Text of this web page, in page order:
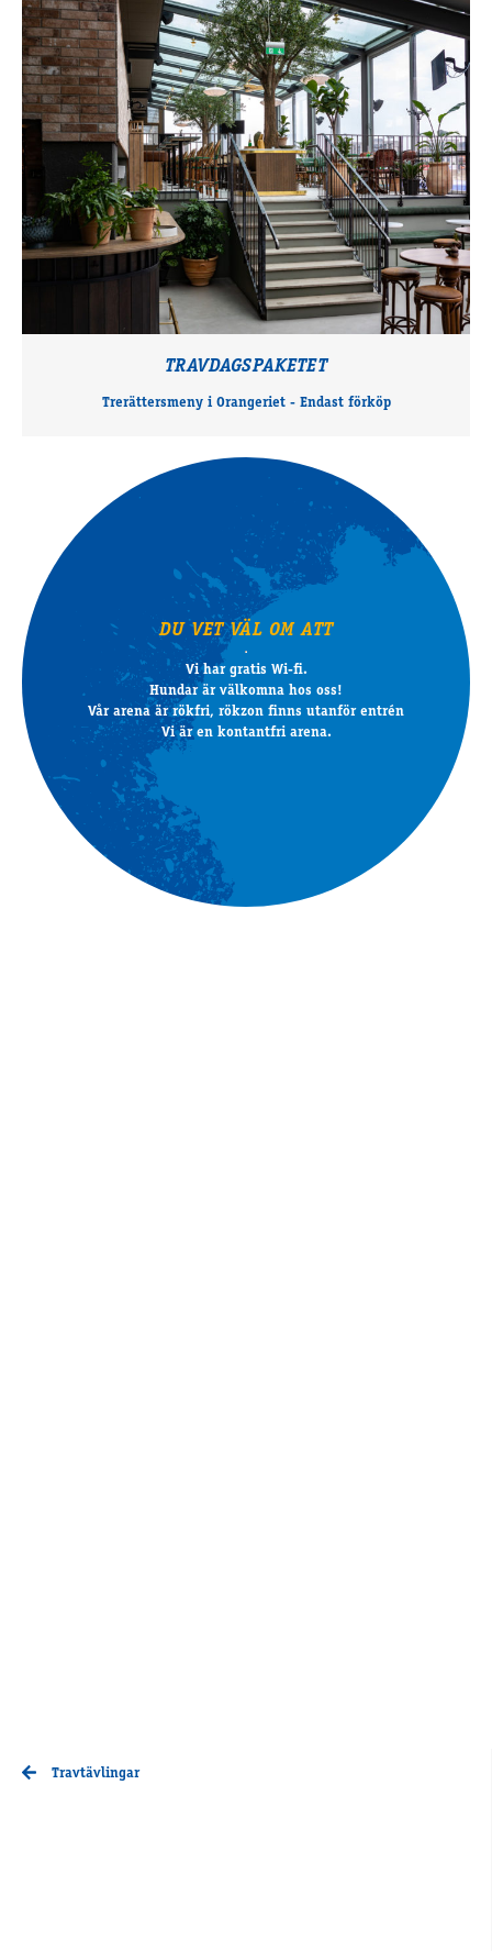
Travtävlingar
TRAVDAGSPAKETET
Trerättersmeny i Orangeriet - Endast förköp
DU VET VÄL OM ATT
Vi har gratis Wi-fi.
Hundar är välkomna hos oss!
Vår arena är rökfri, rökzon finns utanför entrén
Vi är en kontantfri arena.